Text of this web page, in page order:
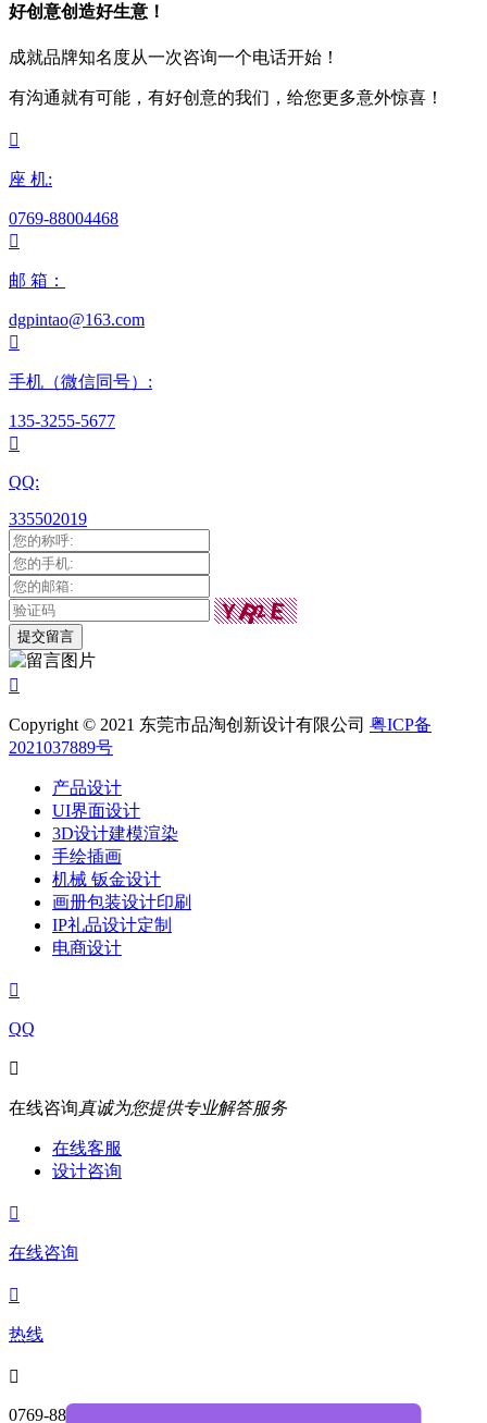
好创意创造好生意！
成就品牌知名度从一次咨询一个电话开始！
有沟通就有可能，有好创意的我们，给您更多意外惊喜！

座 机:
0769-88004468

邮 箱：
dgpintao@163.com

手机（微信同号）:
135-3255-5677

QQ:
335502019

Copyright © 2021 东莞市品淘创新设计有限公司 粤ICP备
2021037889号
产品设计
UI界面设计
3D设计建模渲染
手绘插画
机械 钣金设计
画册包装设计印刷
IP礼品设计定制
电商设计

QQ

在线咨询真诚为您提供专业解答服务
在线客服
设计咨询

在线咨询

热线

0769-88004468